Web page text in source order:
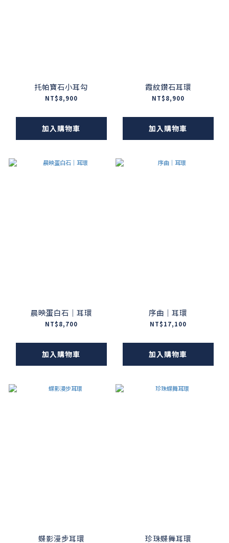
托帕寶石小耳勾
NT$8,900
加入購物車
霞紋鑽石耳環
NT$8,900
加入購物車
晨映蛋白石｜耳環
NT$8,700
加入購物車
序曲｜耳環
NT$17,100
加入購物車
蝶影漫步耳環 珍珠蝶舞耳環